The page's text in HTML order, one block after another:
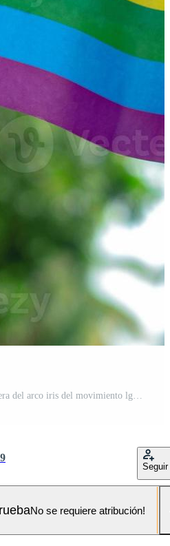
una mano sostiene una bandera del arco iris del movimiento lgbtq, verde en el fondo Foto Pro
Seguir
No se requiere atribución!